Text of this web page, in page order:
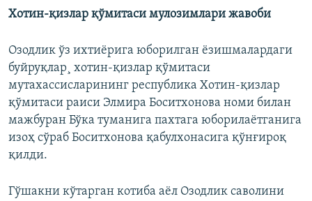
Хотин-қизлар қўмитаси мулозимлари жавоби
Озодлик ўз ихтиëрига юборилган ëзишмалардаги
буйруқлар¸ хотин-қизлар қўмитаси
мутахассисларининг республика Хотин-қизлар
қўмитаси раиси Элмира Боситхонова номи билан
мажбуран Бўка туманига пахтага юборилаëтганига
изоҳ сўраб Боситхонова қабулхонасига қўнғироқ
қилди.
Гўшакни кўтарган котиба аëл Озодлик саволини